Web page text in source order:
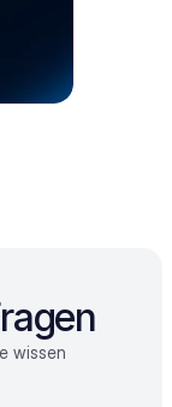
wissen